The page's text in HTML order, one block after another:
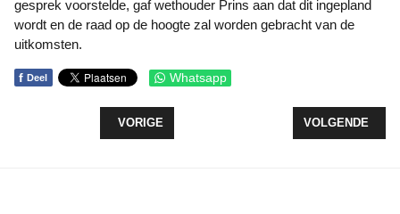
gesprek voorstelde, gaf wethouder Prins aan dat dit ingepland
wordt en de raad op de hoogte zal worden gebracht van de
uitkomsten.
f Deel Whatsapp
VORIG ARTIKEL: OPPOSITIE KOMT MET
VORIGE VOLGENDE
VOLGENDE